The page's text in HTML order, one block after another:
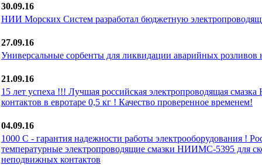
30.09.16
НИИ Морских Систем разработал бюджетную
27.09.16
Универсальные сорбенты для ликвидации аварийных розливов
21.09.16
15 лет успеха !!! Лучшая российская электропроводящая
контактов в евротаре 0,5 кг ! Качество проверенное временем!
04.09.16
1000 С - гарантия надежности работы электрооборудования !
температурные электропроводящие смазки НИИМС-5395 для
неподвижных контактов